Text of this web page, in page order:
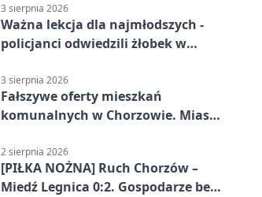
3 sierpnia 2026
Ważna lekcja dla najmłodszych -
policjanci odwiedzili żłobek w
3 sierpnia 2026
Fałszywe oferty mieszkań
komunalnych w Chorzowie. Miasto
2 sierpnia 2026
[PIŁKA NOŻNA] Ruch Chorzów –
Miedź Legnica 0:2. Gospodarze bez